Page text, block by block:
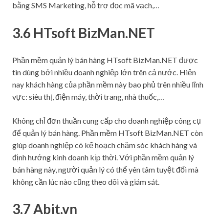
bằng SMS Marketing, hỗ trợ đọc mã vạch,…
3.6 HTsoft BizMan.NET
Phần mềm quản lý bán hàng HTsoft BizMan.NET được
tin dùng bởi nhiều doanh nghiệp lớn trên cả nước. Hiện
nay khách hàng của phần mềm này bao phủ trên nhiều lĩnh
vực: siêu thị, điện máy, thời trang, nhà thuốc,…
Không chỉ đơn thuần cung cấp cho doanh nghiệp công cụ
để quản lý bán hàng. Phần mềm HTsoft BizMan.NET còn
giúp doanh nghiệp có kế hoạch chăm sóc khách hàng và
định hướng kinh doanh kịp thời. Với phần mềm quản lý
bán hàng này, người quản lý có thể yên tâm tuyệt đối mà
không cần lúc nào cũng theo dõi và giám sát.
3.7 Abit.vn